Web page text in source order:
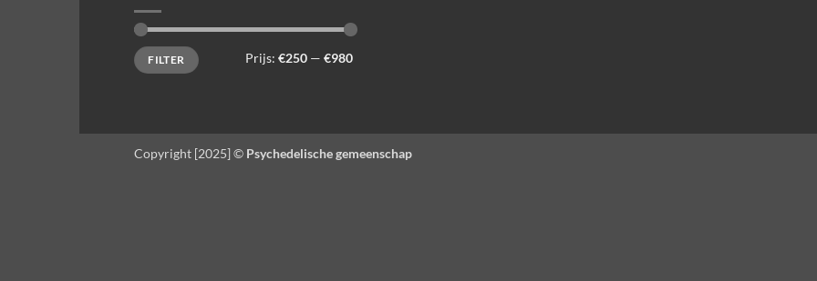
Min.
prijs
Max.
prijsFILTER Prijs: €250 — €980
Copyright [2025] © Psychedelische gemeenschap